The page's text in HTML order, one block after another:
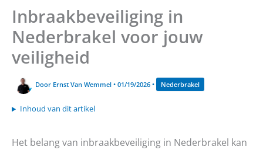
Inbraakbeveiliging in
Nederbrakel voor jouw
veiligheid
Door Ernst Van Wemmel • 01/19/2026 • Nederbrakel
Inhoud van dit artikel
Het belang van inbraakbeveiliging in Nederbrakel kan